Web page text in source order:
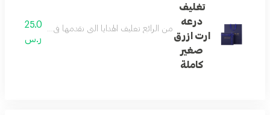
تغليف
درعه
ارت ازرق
صغير
كاملة
من الرائع تغليف الهدايا التي نقدمها في حياتنا ...
25.0
ر.س